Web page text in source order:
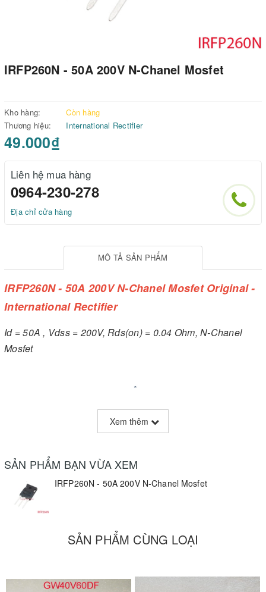
IRFP260N - 50A 200V N-Chanel Mosfet
Kho hàng:
Còn hàng
Thương hiệu:
International Rectifier
49.000₫
Liên hệ mua hàng
0964-230-278
Địa chỉ cửa hàng
MÔ TẢ SẢN PHẨM
IRFP260N - 50A 200V N-Chanel Mosfet Original -
International Rectifier
Id = 50A , Vdss = 200V, Rds(on) = 0.04 Ohm, N-Chanel
Mosfet
Xem thêm
SẢN PHẨM BẠN VỪA XEM
IRFP260N - 50A 200V N-Chanel Mosfet
SẢN PHẨM CÙNG LOẠI